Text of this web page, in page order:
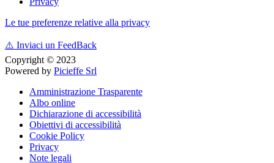
Le tue preferenze relative alla privacy
⚠️ Inviaci un FeedBack
Copyright © 2023
Powered by Picieffe Srl
Amministrazione Trasparente
Albo online
Dichiarazione di accessibilità
Obiettivi di accessibilità
Cookie Policy
Privacy
Note legali